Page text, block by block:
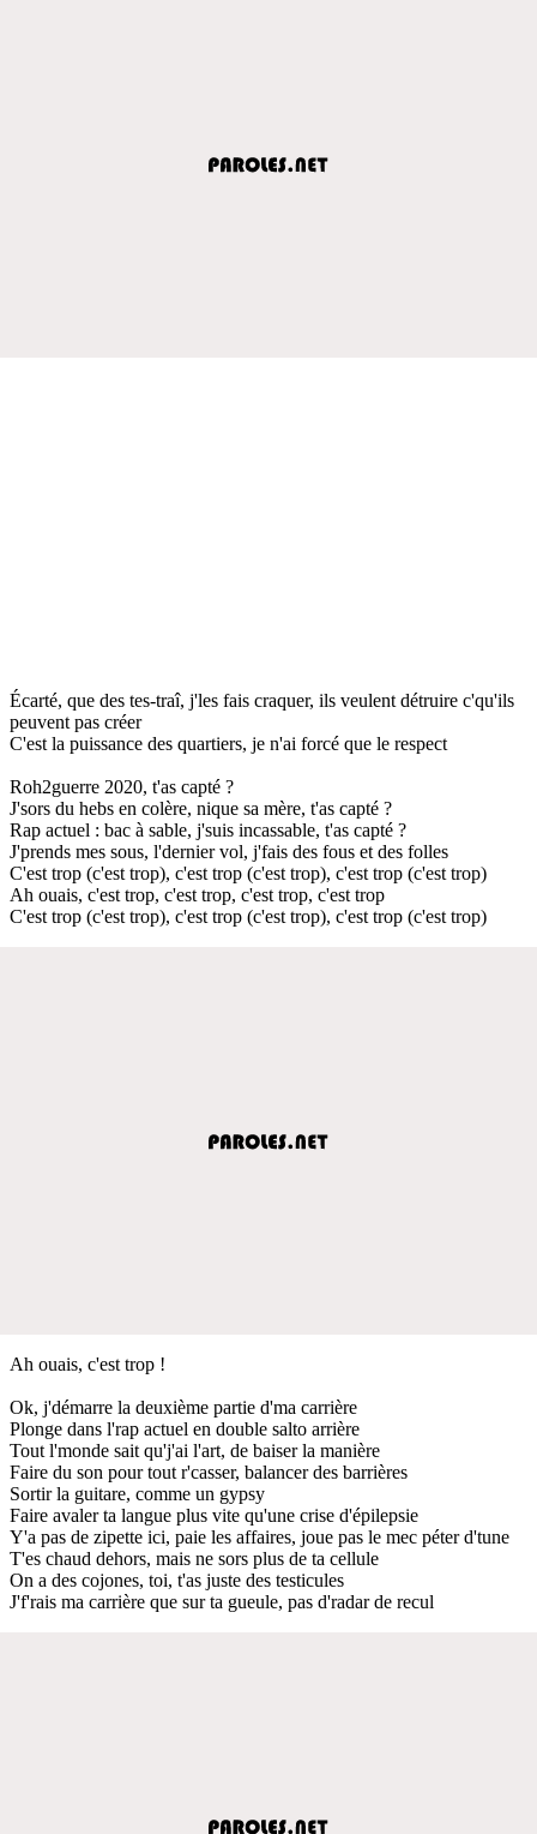
Écarté, que des tes-traî, j'les fais craquer, ils veulent détruire c'qu'ils
peuvent pas créer
C'est la puissance des quartiers, je n'ai forcé que le respect
Roh2guerre 2020, t'as capté ?
J'sors du hebs en colère, nique sa mère, t'as capté ?
Rap actuel : bac à sable, j'suis incassable, t'as capté ?
J'prends mes sous, l'dernier vol, j'fais des fous et des folles
C'est trop (c'est trop), c'est trop (c'est trop), c'est trop (c'est trop)
Ah ouais, c'est trop, c'est trop, c'est trop, c'est trop
C'est trop (c'est trop), c'est trop (c'est trop), c'est trop (c'est trop)
Ah ouais, c'est trop !
Ok, j'démarre la deuxième partie d'ma carrière
Plonge dans l'rap actuel en double salto arrière
Tout l'monde sait qu'j'ai l'art, de baiser la manière
Faire du son pour tout r'casser, balancer des barrières
Sortir la guitare, comme un gypsy
Faire avaler ta langue plus vite qu'une crise d'épilepsie
Y'a pas de zipette ici, paie les affaires, joue pas le mec péter d'tune
T'es chaud dehors, mais ne sors plus de ta cellule
On a des cojones, toi, t'as juste des testicules
J'f'rais ma carrière que sur ta gueule, pas d'radar de recul